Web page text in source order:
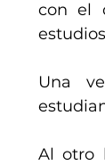
con el
Una
Al otro